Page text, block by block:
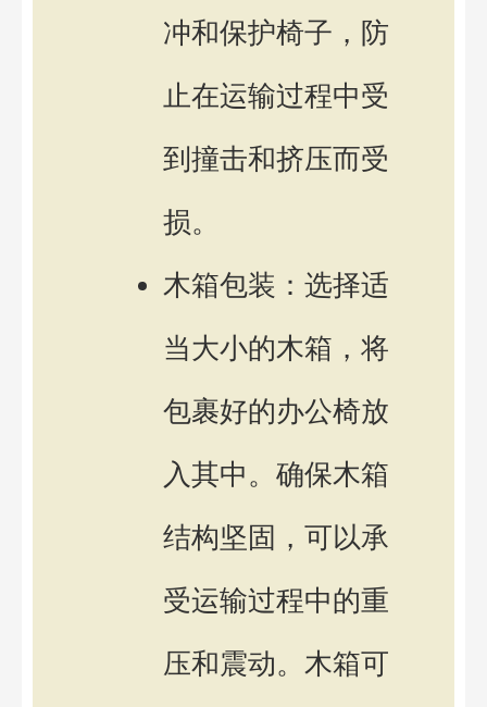
冲和保护椅子，防
止在运输过程中受
到撞击和挤压而受
损。
木箱包装：选择适
当大小的木箱，将
包裹好的办公椅放
入其中。确保木箱
结构坚固，可以承
受运输过程中的重
压和震动。木箱可